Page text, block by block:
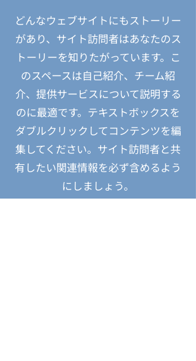
どんなウェブサイトにもストーリー
があり、サイト訪問者はあなたのス
トーリーを知りたがっています。こ
のスペースは自己紹介、チーム紹
介、提供サービスについて説明する
のに最適です。テキストボックスを
ダブルクリックしてコンテンツを編
集してください。サイト訪問者と共
有したい関連情報を必ず含めるよう
にしましょう。